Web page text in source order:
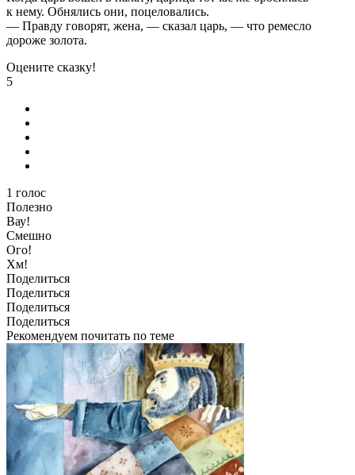
к нему. Обнялись они, поцеловались.
— Правду говорят, жена, — сказал царь, — что ремесло
дороже золота.
Оцените сказку!
5
1 голос
Полезно
Вау!
Смешно
Ого!
Хм!
Поделиться
Поделиться
Поделиться
Поделиться
Рекомендуем почитать по теме